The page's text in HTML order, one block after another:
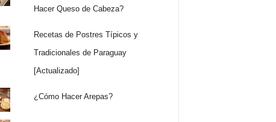
Hacer Queso de Cabeza?
Recetas de Postres Típicos y
Tradicionales de Paraguay
[Actualizado]
¿Cómo Hacer Arepas?